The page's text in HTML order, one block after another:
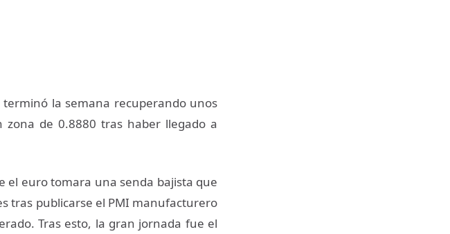
la semana recuperando unos
de 0.8880 tras haber llegado a
el euro tomara una senda bajista que
tras publicarse el PMI manufacturero
Tras esto, la gran jornada fue el